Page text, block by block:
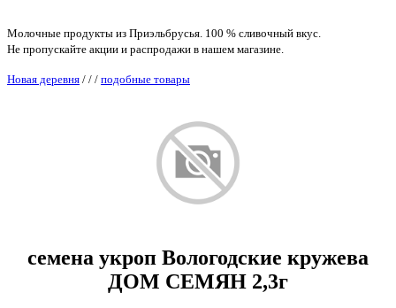
Молочные продукты из Приэльбрусья. 100 % сливочный вкус.
Не пропускайте акции и распродажи в нашем магазине.
Новая деревня / / / подобные товары
семена укроп Вологодские кружева
ДОМ СЕМЯН 2,3г